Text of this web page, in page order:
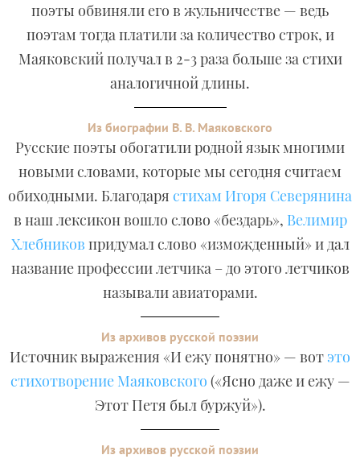
поэты обвиняли его в жульничестве — ведь
поэтам тогда платили за количество строк, и
Маяковский получал в 2-3 раза больше за стихи
аналогичной длины.
Из биографии В. В. Маяковского
Русские поэты обогатили родной язык многими
новыми словами, которые мы сегодня считаем
обиходными. Благодаря стихам Игоря Северянина
в наш лексикон вошло слово «бездарь», Велимир
Хлебников придумал слово «изможденный» и дал
название профессии летчика – до этого летчиков
называли авиаторами.
Из архивов русской поэзии
Источник выражения «И ежу понятно» — вот это
стихотворение Маяковского («Ясно даже и ежу —
Этот Петя был буржуй»).
Из архивов русской поэзии